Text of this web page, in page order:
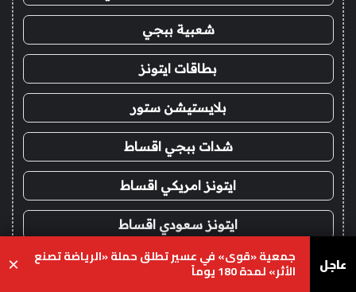
شعبية ببجي
بطاقات ايتونز
بلايستيشن ستور
شدات ببجي اقساط
ايتونز امريكي اقساط
ايتونز سعودي اقساط
شحن يلا لودو اقساط
عاجل جمعية «قوى» في عسير تطلق حملة «الرياضة تصنع
الأثر» لمدة 180 يوماً ×